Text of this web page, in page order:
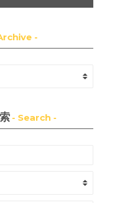
-
- Search -